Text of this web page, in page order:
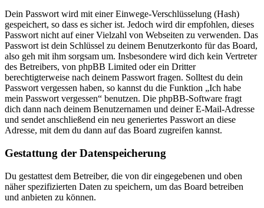
Dein Passwort wird mit einer Einwege-Verschlüsselung (Hash)
gespeichert, so dass es sicher ist. Jedoch wird dir empfohlen, dieses
Passwort nicht auf einer Vielzahl von Webseiten zu verwenden. Das
Passwort ist dein Schlüssel zu deinem Benutzerkonto für das Board,
also geh mit ihm sorgsam um. Insbesondere wird dich kein Vertreter
des Betreibers, von phpBB Limited oder ein Dritter
berechtigterweise nach deinem Passwort fragen. Solltest du dein
Passwort vergessen haben, so kannst du die Funktion „Ich habe
mein Passwort vergessen“ benutzen. Die phpBB-Software fragt
dich dann nach deinem Benutzernamen und deiner E-Mail-Adresse
und sendet anschließend ein neu generiertes Passwort an diese
Adresse, mit dem du dann auf das Board zugreifen kannst.
Gestattung der Datenspeicherung
Du gestattest dem Betreiber, die von dir eingegebenen und oben
näher spezifizierten Daten zu speichern, um das Board betreiben
und anbieten zu können.